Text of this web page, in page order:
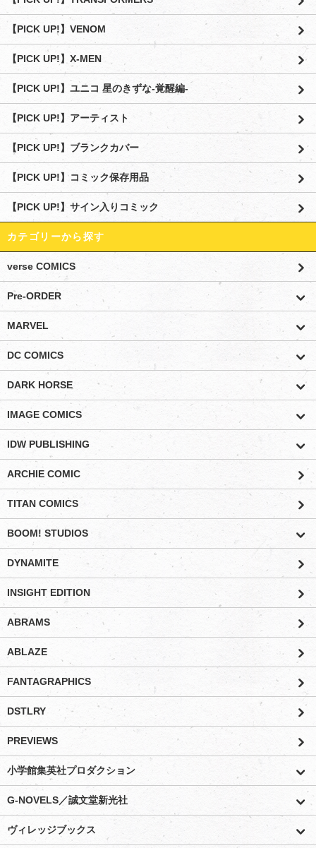
【PICK UP!】VENOM
【PICK UP!】X-MEN
【PICK UP!】ユニコ 星のきずな-覚醒編-
【PICK UP!】アーティスト
【PICK UP!】ブランクカバー
【PICK UP!】コミック保存用品
【PICK UP!】サイン入りコミック
カテゴリーから探す
verse COMICS
Pre-ORDER
MARVEL
DC COMICS
DARK HORSE
IMAGE COMICS
IDW PUBLISHING
ARCHIE COMIC
TITAN COMICS
BOOM! STUDIOS
DYNAMITE
INSIGHT EDITION
ABRAMS
ABLAZE
FANTAGRAPHICS
DSTLRY
PREVIEWS
小学館集英社プロダクション
G-NOVELS／誠文堂新光社
ヴィレッジブックス